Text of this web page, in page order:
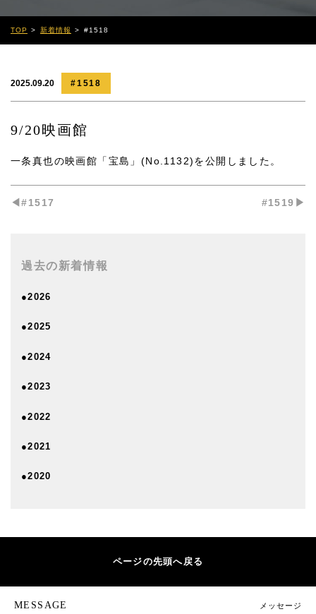
TOP 新着情報 #1518
2025.09.20 #1518
9/20映画館
一条真也の映画館「宝島」(No.1132)を公開しました。
◀︎#1517 #1519▶︎
過去の新着情報
●2026
●2025
●2024
●2023
●2022
●2021
●2020
ページの先頭へ戻る
MESSAGE メッセージ